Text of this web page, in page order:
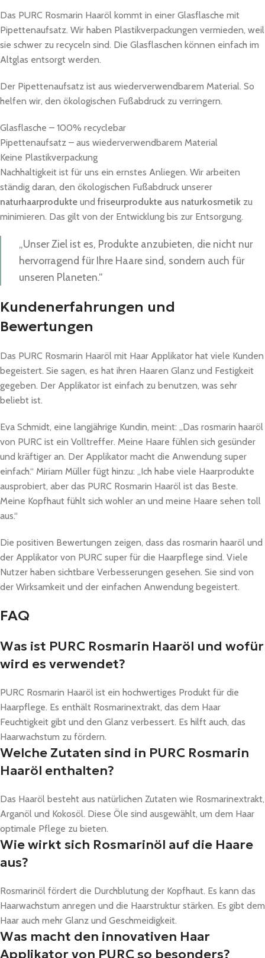
Das PURC Rosmarin Haaröl kommt in einer Glasflasche mit
Pipettenaufsatz. Wir haben Plastikverpackungen vermieden, weil
sie schwer zu recyceln sind. Die Glasflaschen können einfach im
Altglas entsorgt werden.
Der Pipettenaufsatz ist aus wiederverwendbarem Material. So
helfen wir, den ökologischen Fußabdruck zu verringern.
Glasflasche – 100% recyclebar
Pipettenaufsatz – aus wiederverwendbarem Material
Keine Plastikverpackung
Nachhaltigkeit ist für uns ein ernstes Anliegen. Wir arbeiten
ständig daran, den ökologischen Fußabdruck unserer
naturhaarprodukte und friseurprodukte aus naturkosmetik zu
minimieren. Das gilt von der Entwicklung bis zur Entsorgung.
„Unser Ziel ist es, Produkte anzubieten, die nicht nur
hervorragend für Ihre Haare sind, sondern auch für
unseren Planeten.“
Kundenerfahrungen und
Bewertungen
Das PURC Rosmarin Haaröl mit Haar Applikator hat viele Kunden
begeistert. Sie sagen, es hat ihren Haaren Glanz und Festigkeit
gegeben. Der Applikator ist einfach zu benutzen, was sehr
beliebt ist.
Eva Schmidt, eine langjährige Kundin, meint: „Das rosmarin haaröl
von PURC ist ein Volltreffer. Meine Haare fühlen sich gesünder
und kräftiger an. Der Applikator macht die Anwendung super
einfach.“ Miriam Müller fügt hinzu: „Ich habe viele Haarprodukte
ausprobiert, aber das PURC Rosmarin Haaröl ist das Beste.
Meine Kopfhaut fühlt sich wohler an und meine Haare sehen toll
aus.“
Die positiven Bewertungen zeigen, dass das rosmarin haaröl und
der Applikator von PURC super für die Haarpflege sind. Viele
Nutzer haben sichtbare Verbesserungen gesehen. Sie sind von
der Wirksamkeit und der einfachen Anwendung begeistert.
FAQ
Was ist PURC Rosmarin Haaröl und wofür
wird es verwendet?
PURC Rosmarin Haaröl ist ein hochwertiges Produkt für die
Haarpflege. Es enthält Rosmarinextrakt, das dem Haar
Feuchtigkeit gibt und den Glanz verbessert. Es hilft auch, das
Haarwachstum zu fördern.
Welche Zutaten sind in PURC Rosmarin
Haaröl enthalten?
Das Haaröl besteht aus natürlichen Zutaten wie Rosmarinextrakt,
Arganöl und Kokosöl. Diese Öle sind ausgewählt, um dem Haar
optimale Pflege zu bieten.
Wie wirkt sich Rosmarinöl auf die Haare
aus?
Rosmarinöl fördert die Durchblutung der Kopfhaut. Es kann das
Haarwachstum anregen und die Haarstruktur stärken. Es gibt dem
Haar auch mehr Glanz und Geschmeidigkeit.
Was macht den innovativen Haar
Applikator von PURC so besonders?